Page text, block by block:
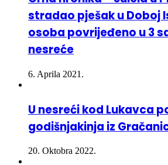
osoba povrijeđeno u 3
nesreće
6. Aprila 2021.
godišnjakinja iz
20. Oktobra 2022.